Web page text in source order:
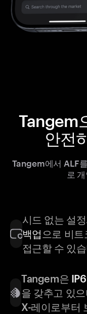
Tangem
안전
Tangem에서 ALF
로
시드 없는 설
백업 으로 비
접근할 수 있
Tangem은
을 갖추고 있
X-레이로부터